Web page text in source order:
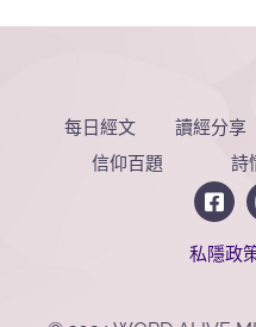
每日經文 讀經分享
信仰百題
詩
私隱政